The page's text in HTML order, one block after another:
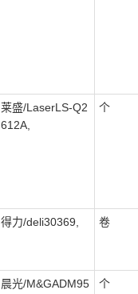
莱盛/LaserLS-Q2
612A,
个
得力/deli30369, 卷
晨光/M&GADM95
个